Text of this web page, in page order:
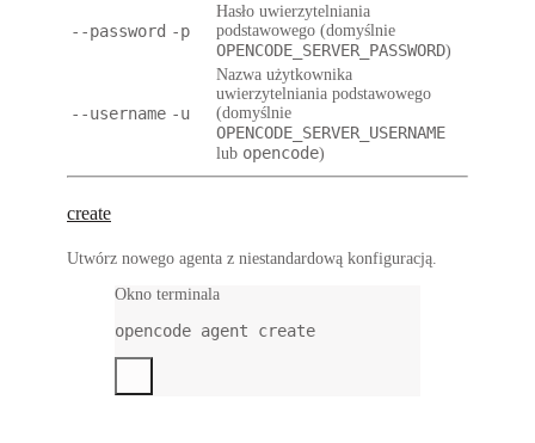
--password -p
Hasło uwierzytelniania
podstawowego (domyślnie
OPENCODE_SERVER_PASSWORD)
--username -u
Nazwa użytkownika
uwierzytelniania podstawowego
(domyślnie
OPENCODE_SERVER_USERNAME
lub opencode)
create
Utwórz nowego agenta z niestandardową konfiguracją.
Okno terminala
opencode agent create